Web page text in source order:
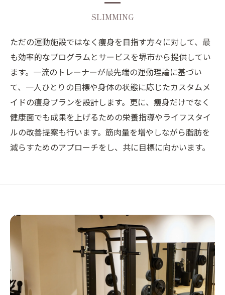
SLIMMING
ただの運動施設ではなく痩身を目指す方々に対して、最
も効率的なプログラムとサービスを堺市から提供してい
ます。一流のトレーナーが最先端の運動理論に基づい
て、一人ひとりの目標や身体の状態に応じたカスタムメ
イドの痩身プランを設計します。更に、痩身だけでなく
健康面でも成果を上げるための栄養指導やライフスタイ
ルの改善提案も行います。筋肉量を増やしながら脂肪を
減らすためのアプローチをし、共に目標に向かいます。